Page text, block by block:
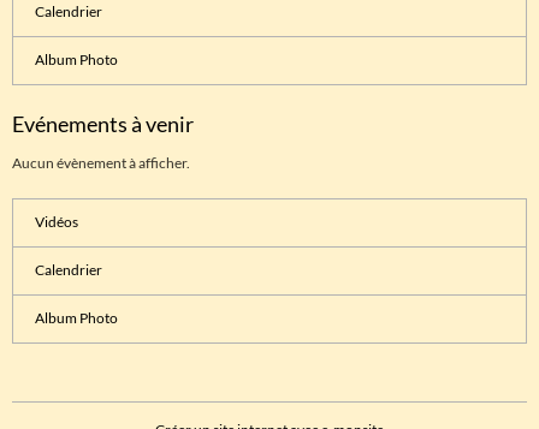
Calendrier
Album Photo
Evénements à venir
Aucun évènement à afficher.
Vidéos
Calendrier
Album Photo